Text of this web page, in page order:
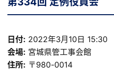
日付: 2022年3月10日 15:30
会場: 宮城県管工事会館
住所: 〒980-0014